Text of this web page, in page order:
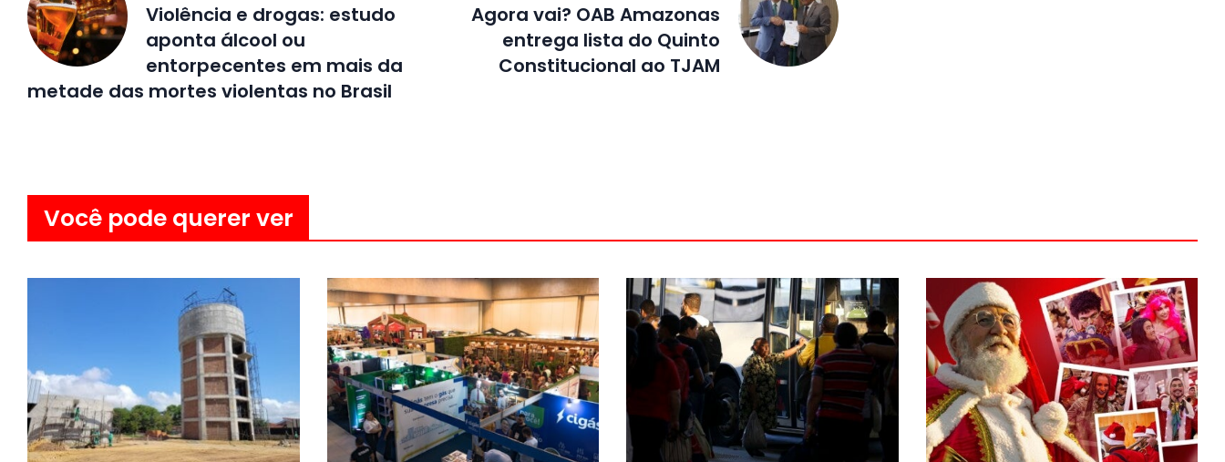
Violência e drogas: estudo
aponta álcool ou
entorpecentes em mais da
metade das mortes violentas no Brasil
Agora vai? OAB Amazonas
entrega lista do Quinto
Constitucional ao TJAM
Você pode querer ver